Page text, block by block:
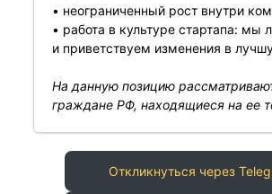
• неограниченный рост внутри
• работа в культуре стартапа: мы
и приветствуем изменения в
На данную позицию
граждане РФ, находящиеся на ее
Откликнуться через